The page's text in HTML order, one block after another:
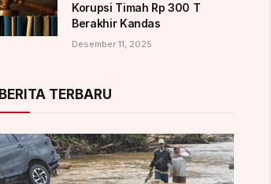
Korupsi Timah Rp 300 T
Berakhir Kandas
Desember 11, 2025
BERITA TERBARU